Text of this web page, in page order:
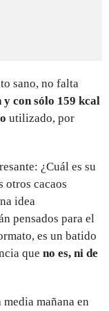
sano, no falta
y con sólo 159 kcal
utilizado, por
¿Cuál es su
otros cacaos
idea
pensados para el
es un batido
que no es, ni de
media mañana en